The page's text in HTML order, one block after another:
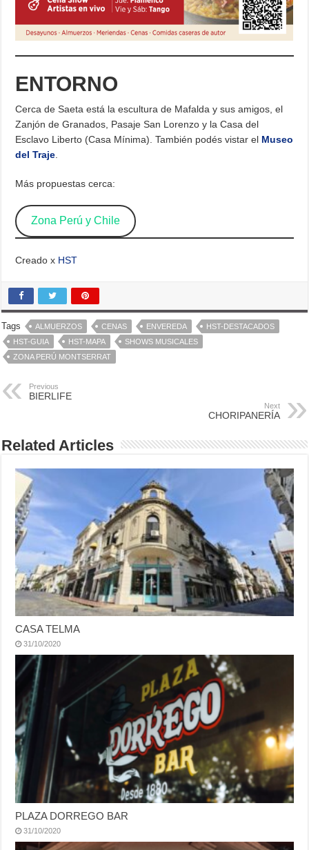
ENTORNO
Cerca de Saeta está la escultura de Mafalda y sus amigos, el
Zanjón de Granados, Pasaje San Lorenzo y la Casa del
Esclavo Liberto (Casa Mínima). También podés vistar el Museo
del Traje
Más propuestas cerca:
Zona Perú y Chile
Creado x HST
Tags ALMUERZOS CENAS ENVEREDA
HST-DESTACADOS
HST-GUIA
HST-MAPA
SHOWS MUSICALES
ZONA PERÚ MONTSERRAT
Previous
BIERLIFE
Next
CHORIPANERÍA
Related Articles
CASA TELMA
31/10/2020
PLAZA DORREGO BAR
31/10/2020